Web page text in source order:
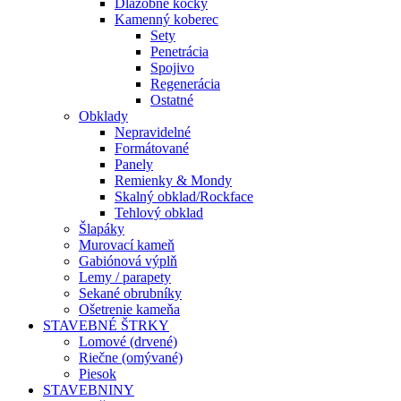
Dlažobné kocky
Kamenný koberec
Sety
Penetrácia
Spojivo
Regenerácia
Ostatné
Obklady
Nepravidelné
Formátované
Panely
Remienky & Mondy
Skalný obklad/Rockface
Tehlový obklad
Šlapáky
Murovací kameň
Gabiónová výplň
Lemy / parapety
Sekané obrubníky
Ošetrenie kameňa
STAVEBNÉ ŠTRKY
Lomové (drvené)
Riečne (omývané)
Piesok
STAVEBNINY